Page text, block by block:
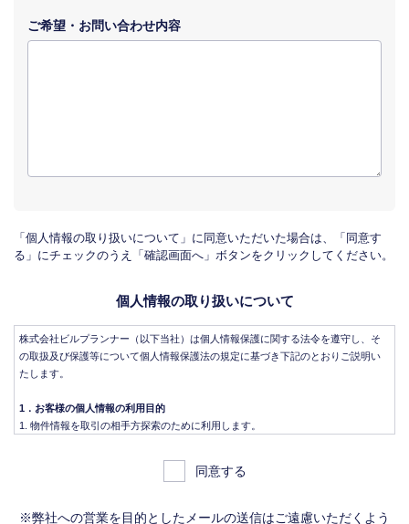
ご希望・ お問い合わせ内容
「個人情報の取り扱いについて」に同意いただいた場合は、「同意す
る」にチェックのうえ「確認画面へ」ボタンをクリックしてください。
個人情報の取り扱いについて
株式会社ビルプランナー（以下当社）は個人情報保護に関する法令を遵守し、そ
の取扱及び保護等について個人情報保護法の規定に基づき下記のとおりご説明い
たします。
1．お客様の個人情報の利用目的
物件情報を取引の相手方探索のために利用します。
物件情報を、取引の相手方探索のため指定流通機構の物件検索システム（レイ
ンズ）に登録する場合があります。なお契約後、指定流通機構（宅地建物取引
報は、成約した物件の、物件概要、契約年月日、成約価格などの情報で、氏名
同意する
※弊社への営業を目的としたメールの送信はご遠慮いただくよう